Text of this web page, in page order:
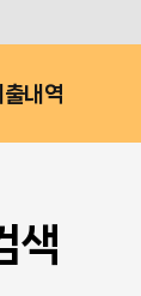
내역
색